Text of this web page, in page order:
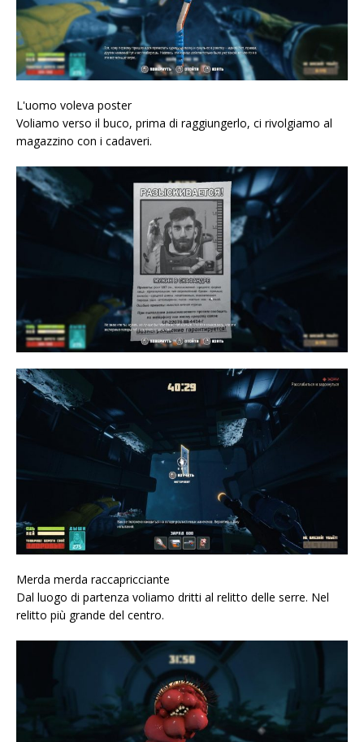
L'uomo voleva poster
Voliamo verso il buco, prima di raggiungerlo, ci rivolgiamo al
magazzino con i cadaveri.
Merda merda raccapricciante
Dal luogo di partenza voliamo dritti al relitto delle serre. Nel
relitto più grande del centro.